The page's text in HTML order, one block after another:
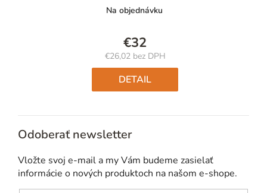
Na objednávku
€32
€26,02 bez DPH
Jednotková
cena:
DETAIL
Odoberať newsletter
Vložte svoj e-mail a my Vám budeme zasielať
informácie o nových produktoch na našom e-shope.